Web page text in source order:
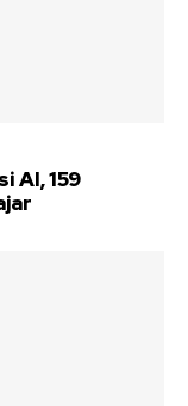
AI, 159